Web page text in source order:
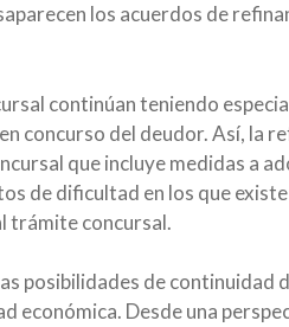
los acuerdos de
continúan teniendo
concurso del deudor. Así, la
que incluye medidas a
de dificultad en los que
trámite concursal.
posibilidades de continuidad
económica. Desde una